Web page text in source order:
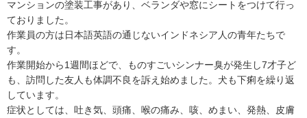
マンションの塗装工事があり、ベランダや窓にシートをつけて行っ
ておりました。
作業員の方は日本語英語の通じないインドネシア人の青年たちで
す。
作業開始から1週間ほどで、ものすごいシンナー臭が発生し7才子ど
も、訪問した友人も体調不良を訴え始めました。犬も下痢を繰り返
しています。
症状としては、吐き気、頭痛、喉の痛み、咳、めまい、発熱、皮膚